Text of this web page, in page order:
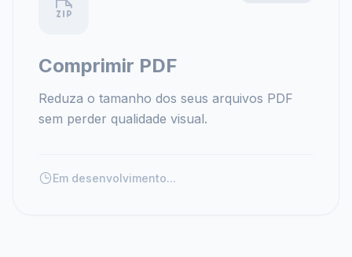
Comprimir PDF
Reduza o tamanho dos seus arquivos PDF
sem perder qualidade visual.
Em desenvolvimento...